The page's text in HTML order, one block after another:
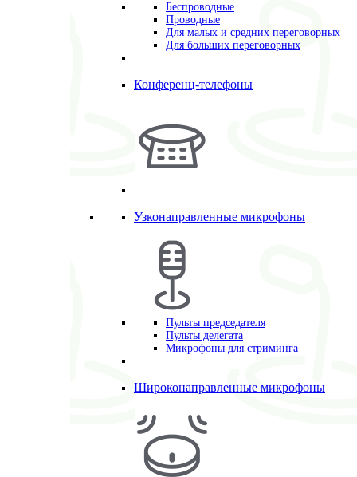
Беспроводные
Проводные
Для малых и средних переговорных
Для больших переговорных
Конференц-телефоны
Узконаправленные микрофоны
Пульты председателя
Пульты делегата
Микрофоны для стриминга
Широконаправленные микрофоны